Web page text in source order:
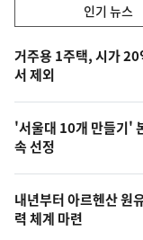
기,
최
신,
오
늘
의
영
상
인기 뉴스
기
뉴
스
거주용 1주택, 시가 20
서 제외
'서울대 10개 만들기'
속 선정
내년부터 아르헨산 원
력 체계 마련